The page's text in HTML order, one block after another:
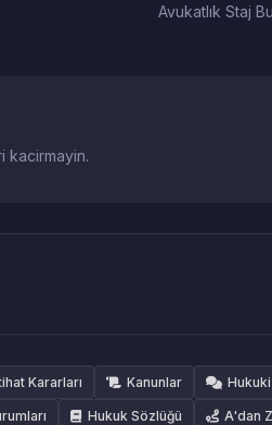
Avukatlık Staj
kacirmayin.
Kararları Kanunlar
Hukuk Sözlüğü A'dan